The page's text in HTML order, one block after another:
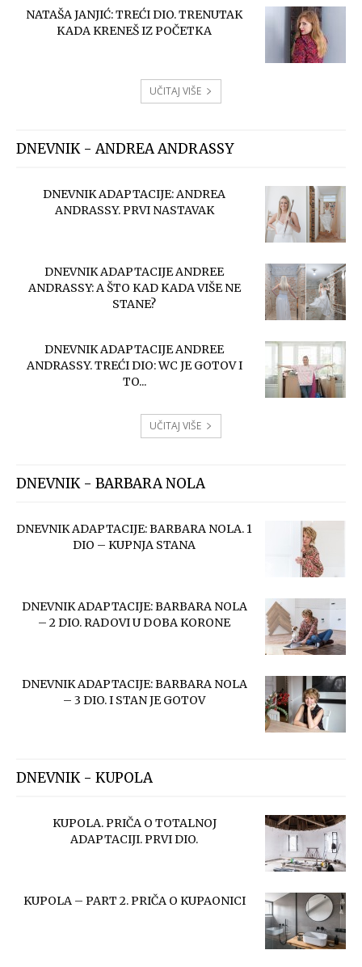
NATAŠA JANJIĆ: TREĆI DIO. TRENUTAK
KADA KRENEŠ IZ POČETKA
UČITAJ VIŠE
DNEVNIK - ANDREA ANDRASSY
DNEVNIK ADAPTACIJE: ANDREA
ANDRASSY. PRVI NASTAVAK
DNEVNIK ADAPTACIJE ANDREE
ANDRASSY: A ŠTO KAD KADA VIŠE NE
STANE?
DNEVNIK ADAPTACIJE ANDREE
ANDRASSY. TREĆI DIO: WC JE GOTOV I
TO...
UČITAJ VIŠE
DNEVNIK - BARBARA NOLA
DNEVNIK ADAPTACIJE: BARBARA NOLA. 1
DIO – KUPNJA STANA
DNEVNIK ADAPTACIJE: BARBARA NOLA
– 2 DIO. RADOVI U DOBA KORONE
DNEVNIK ADAPTACIJE: BARBARA NOLA
– 3 DIO. I STAN JE GOTOV
DNEVNIK - KUPOLA
KUPOLA. PRIČA O TOTALNOJ
ADAPTACIJI. PRVI DIO.
KUPOLA – PART 2. PRIČA O KUPAONICI